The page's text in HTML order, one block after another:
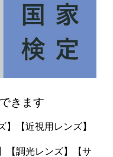
きます
】【近視用レンズ】
【調光レンズ】【サ